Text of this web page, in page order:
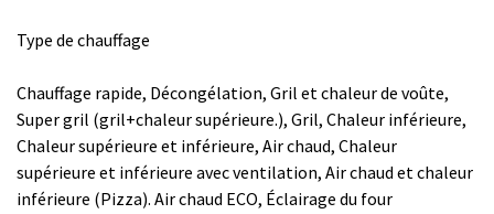
Type de chauffage
Chauffage rapide, Décongélation, Gril et chaleur de voûte,
Super gril (gril+chaleur supérieure.), Gril, Chaleur inférieure,
Chaleur supérieure et inférieure, Air chaud, Chaleur
supérieure et inférieure avec ventilation, Air chaud et chaleur
inférieure (Pizza). Air chaud ECO, Éclairage du four